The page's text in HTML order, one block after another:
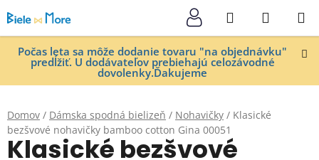
na
obsah
Počas leta sa môže dodanie tovaru "na objednávku"
predĺžiť. U dodávateľov prebiehajú celozávodné
dovolenky.Ďakujeme
Hľadať
KOŠÍK
Domov / Dámska spodná bielizeň / Nohavičky / Klasické
bezšvové nohavičky bamboo cotton Gina 00051
Klasické bezšvové